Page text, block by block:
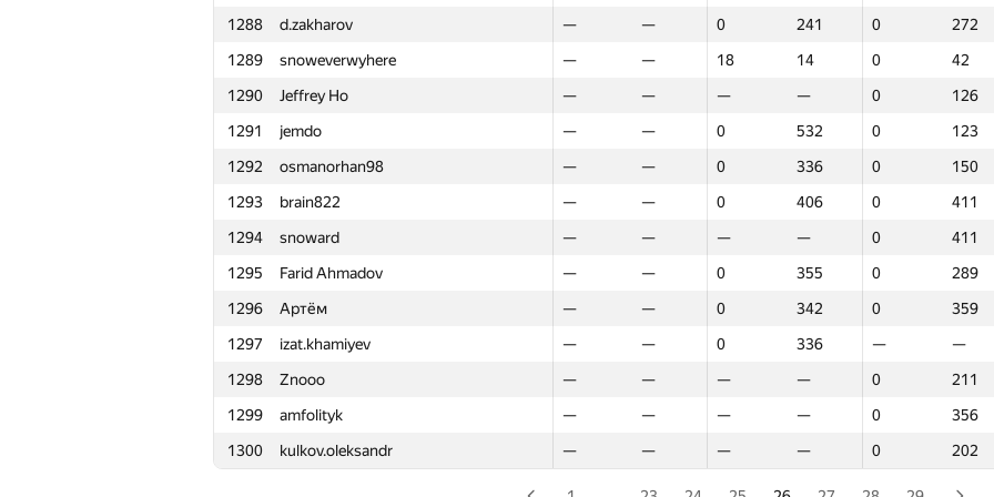
1288
d.zakharov — — 0 241 0 272
1289
snoweverwyhere — — 18 14 0 42
1290
Jeffrey Ho — — — — 0 126
1291
jemdo — — 0 532 0 123
1292
osmanorhan98 — — 0 336 0 150
1293
brain822 — — 0 406 0 411
1294
snoward — — — — 0 411
1295
Farid Ahmadov — — 0 355 0 289
1296
Артём — — 0 342 0 359
1297
izat.khamiyev — — 0 336 — —
1298
Znooo — — — — 0 211
1299
amfolityk — — — — 0 356
1300
kulkov.oleksandr — — — — 0 202
1265
Роман Соколов — — 0 217 — —
1266
bivstroganov — — 0 575 0 411
1267
amlansaha — — — — 0 291
1268
Данил Безенов — — 0 201 0 121
1269
surfaceactivesubstance — — — — 0 411
1270
Наталья Гинзбург — — 0 220 — —
1271
Viktor Tarannikov — — 0 320 — —
1272
Shpakovskij.denis — — 0 114 0 81
1273
a.basmanov — — 0 505 — —
1274
famafka — — 0 87 — —
1275
darnley — — 0 205 — —
1276
kernalex256 — — 0 114 0 97
1277
Murat Ekici — — — — 0 94
— — 122 0 378